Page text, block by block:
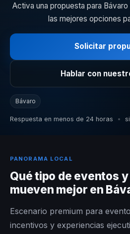
Activa una propuesta para
las mejores opciones
Solicitar
Hablar con
Bávaro
Respuesta en menos de 24 horas •
PANORAMA LOCAL
Qué tipo de eventos
mueven mejor en
Escenario premium para
incentivos y experiencias